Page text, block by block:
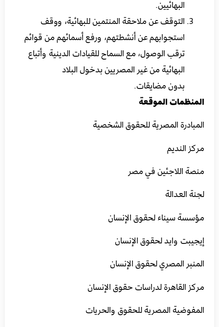
البهائيين.
التوقف عن ملاحقة المنتمين للبهائية، ووقف
استجوابهم عن أنشطتهم، ورفع أسمائهم من قوائم
ترقب الوصول، مع السماح للقيادات الدينية وأتباع
البهائية من غير المصريين بدخول البلاد
بدون مضايقات.
المنظمات الموقعة
المبادرة المصرية للحقوق الشخصية
مركز النديم
منصة اللاجئين في مصر
لجنة العدالة
مؤسسة سيناء لحقوق الإنسان
إيجيبت وايد لحقوق الإنسان
المنبر المصري لحقوق الإنسان
مركز القاهرة لدراسات حقوق الإنسان
المفوضية المصرية للحقوق والحريات